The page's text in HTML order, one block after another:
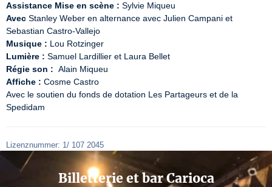
Assistance Mise en scène :
Avec Stanley Weber en alternance avec Julien Campani et
Musique :
Lumière :
Régie son :
Affiche : Cosme Castro
Avec le soutien du fonds de dotation Les Partageurs et de la
Spedidam
Lizenznummer: 1/ 107 2045
Billetterie et bar Carioca